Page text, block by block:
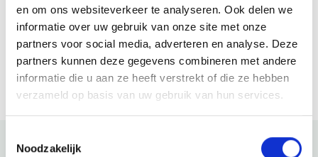
en om ons websiteverkeer te analyseren. Ook delen we
informatie over uw gebruik van onze site met onze
partners voor social media, adverteren en analyse. Deze
partners kunnen deze gegevens combineren met andere
informatie die u aan ze heeft verstrekt of die ze hebben
verzameld op basis van uw gebruik van hun services.
Noodzakelijk
September 2026 im Het
Zeehuis in Bergen aan Zee zu
sehen. Entdecken Sie
farbenfrohe, realistische
Gemälde des Lebens in der
Stadt und am Meer.
Schau mehr an